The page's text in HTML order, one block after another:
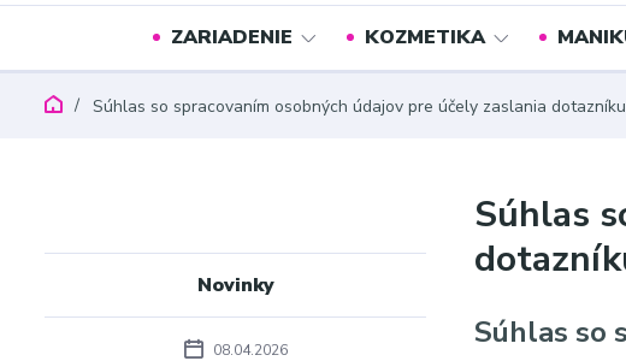
ZARIADENIE KOZMETIKA
Súhlas so spracovaním osobných údajov pre účely zaslania
Novinky
08.04.2026
Súhlas
Súhlas so